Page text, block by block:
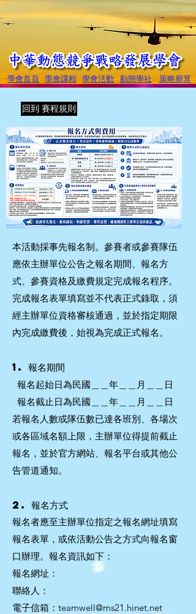
學會活動 動態學社
學會課程
學會首頁 策略廟算
回到 賽程規則
本活動採事先報名制。參賽者或參賽隊伍
應依主辦單位公告之報名期間、報名方
式、參賽資格及繳費規定完成報名程序。
完成報名表單填寫並不代表正式錄取，須
經主辦單位資格審核通過，並於指定期限
內完成繳費後，始視為完成正式報名。
1. 報名期間
報名起始日為民國＿＿年＿＿月＿＿日
報名截止日為民國＿＿年＿＿月＿＿日
若報名人數或隊伍數已達各班別、各場次
或各區域名額上限，主辦單位得提前截止
報名，並於官方網站、報名平台或其他公
告管道通知。
2. 報名方式
報名者應至主辦單位指定之報名網址填寫
報名表單，或依活動公告之方式向報名窗
口辦理。報名資訊如下：
報名網址：
聯絡人：
電子信箱：teamwell@ms21.hinet.net